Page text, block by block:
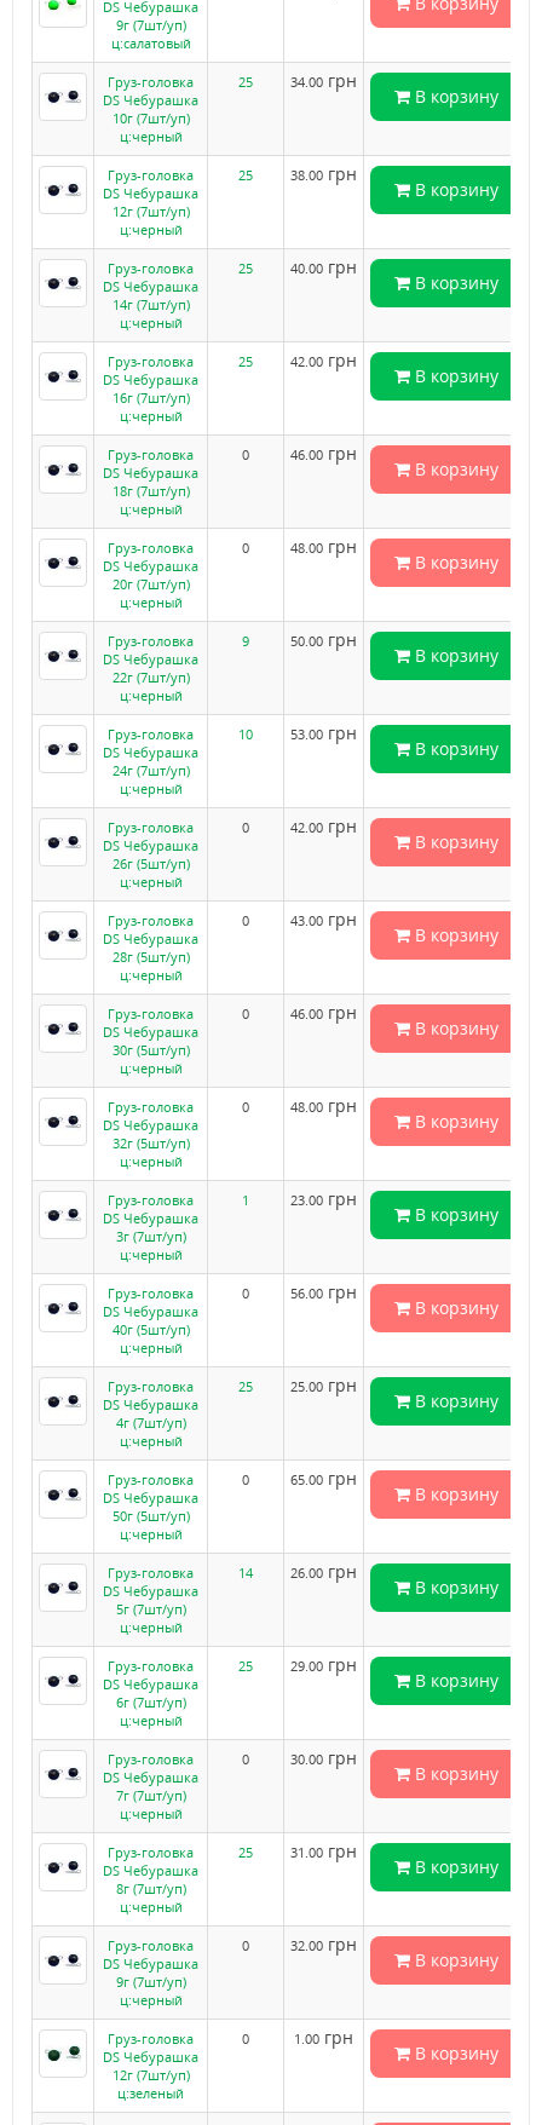
DS Чебурашка
9г (7шт/уп)
ц:салатовый
Груз-головка
DS Чебурашка
10г (7шт/уп)
ц:черный
25 34.00 грн
В корзину
Груз-головка
DS Чебурашка
12г (7шт/уп)
ц:черный
25 38.00 грн
В корзину
Груз-головка
DS Чебурашка
14г (7шт/уп)
ц:черный
25 40.00 грн
В корзину
Груз-головка
DS Чебурашка
16г (7шт/уп)
ц:черный
25 42.00 грн
В корзину
Груз-головка
DS Чебурашка
18г (7шт/уп)
ц:черный
0 46.00 грн
В корзину
Груз-головка
DS Чебурашка
20г (7шт/уп)
ц:черный
0 48.00 грн
В корзину
Груз-головка
DS Чебурашка
22г (7шт/уп)
ц:черный
9 50.00 грн
В корзину
Груз-головка
DS Чебурашка
24г (7шт/уп)
ц:черный
10 53.00 грн
В корзину
Груз-головка
DS Чебурашка
26г (5шт/уп)
ц:черный
0 42.00 грн
В корзину
Груз-головка
DS Чебурашка
28г (5шт/уп)
ц:черный
0 43.00 грн
В корзину
Груз-головка
DS Чебурашка
30г (5шт/уп)
ц:черный
0 46.00 грн
В корзину
Груз-головка
DS Чебурашка
32г (5шт/уп)
ц:черный
0 48.00 грн
В корзину
Груз-головка
DS Чебурашка
3г (7шт/уп)
ц:черный
1 23.00 грн
В корзину
Груз-головка
DS Чебурашка
40г (5шт/уп)
ц:черный
0 56.00 грн
В корзину
Груз-головка
DS Чебурашка
4г (7шт/уп)
ц:черный
25 25.00 грн
В корзину
Груз-головка
DS Чебурашка
50г (5шт/уп)
ц:черный
0 65.00 грн
В корзину
Груз-головка
DS Чебурашка
5г (7шт/уп)
ц:черный
14 26.00 грн
В корзину
Груз-головка
DS Чебурашка
6г (7шт/уп)
ц:черный
25 29.00 грн
В корзину
Груз-головка
DS Чебурашка
7г (7шт/уп)
ц:черный
0 30.00 грн
В корзину
Груз-головка
DS Чебурашка
8г (7шт/уп)
ц:черный
25 31.00 грн
В корзину
Груз-головка
DS Чебурашка
9г (7шт/уп)
ц:черный
0 32.00 грн
В корзину
Груз-головка
DS Чебурашка
12г (7шт/уп)
ц:зеленый
0 1.00 грн
В корзину